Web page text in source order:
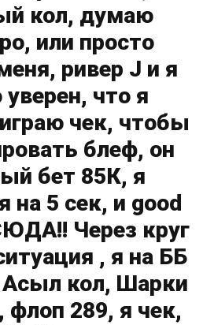
кол, думаю
или просто
ривер J и я
уверен, что я
чек, чтобы
блеф, он
бет 85К, я
на 5 сек, и good
Через круг
, я на ББ
Асыл кол, Шарки
флоп 289, я чек,